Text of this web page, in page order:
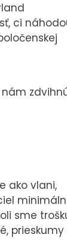
ci
ako vlani,
sme
prieskumy